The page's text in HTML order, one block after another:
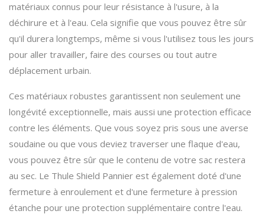
matériaux connus pour leur résistance à l'usure, à la
déchirure et à l'eau. Cela signifie que vous pouvez être sûr
qu'il durera longtemps, même si vous l'utilisez tous les jours
pour aller travailler, faire des courses ou tout autre
déplacement urbain.
Ces matériaux robustes garantissent non seulement une
longévité exceptionnelle, mais aussi une protection efficace
contre les éléments. Que vous soyez pris sous une averse
soudaine ou que vous deviez traverser une flaque d'eau,
vous pouvez être sûr que le contenu de votre sac restera
au sec. Le Thule Shield Pannier est également doté d'une
fermeture à enroulement et d'une fermeture à pression
étanche pour une protection supplémentaire contre l'eau.